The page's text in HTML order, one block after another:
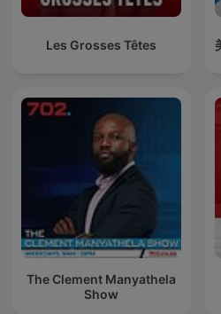
Les Grosses Têtes
The Clement Manyathela
Show